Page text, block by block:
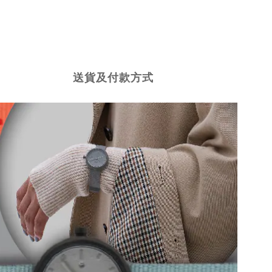
送貨及付款方式